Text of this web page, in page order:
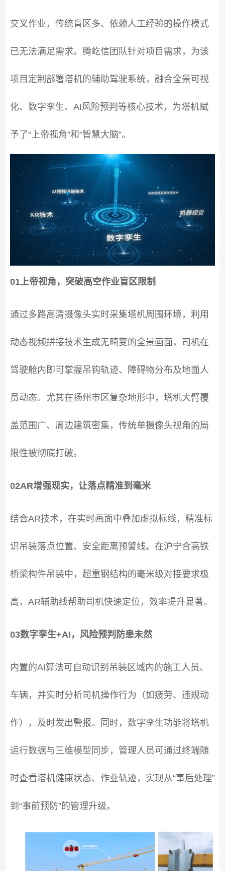
交叉作业，传统盲区多、依赖人工经验的操作模式
已无法满足需求。腾屹信团队针对项目需求，为该
项目定制部署塔机的辅助驾驶系统，融合全景可视
化、数字孪生、AI风险预判等核心技术，为塔机赋
予了“上帝视角”和“智慧大脑”。
01上帝视角，突破高空作业盲区限制
通过多路高清摄像头实时采集塔机周围环境，利用
动态视频拼接技术生成无畸变的全景画面，司机在
驾驶舱内即可掌握吊钩轨迹、障碍物分布及地面人
员动态。尤其在扬州市区复杂地形中，塔机大臂覆
盖范围广、周边建筑密集，传统单摄像头视角的局
限性被彻底打破。
02AR增强现实，让落点精准到毫米
结合AR技术，在实时画面中叠加虚拟标线，精准标
识吊装落点位置、安全距离预警线。在沪宁合高铁
桥梁构件吊装中，超重钢结构的毫米级对接要求极
高，AR辅助线帮助司机快速定位，效率提升显著。
03数字孪生+AI，风险预判防患未然
内置的AI算法可自动识别吊装区域内的施工人员、
车辆，并实时分析司机操作行为（如疲劳、违规动
作），及时发出警报。同时，数字孪生功能将塔机
运行数据与三维模型同步，管理人员可通过终端随
时查看塔机健康状态、作业轨迹，实现从“事后处理”
到“事前预防”的管理升级。